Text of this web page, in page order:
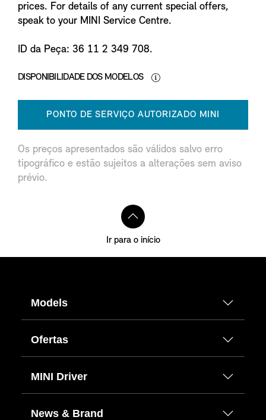
prices. For details of any current special offers,
speak to your MINI Service Centre.
ID da Peça: 36 11 2 349 708.
DISPONIBILIDADE DOS MODELOS
PONTO DE SERVIÇO AUTORIZADO MINI
Os preços apresentados são válidos salvo erro
tipográfico e estão sujeitos a alterações sem aviso
prévio.
Ir para o início
Models
Ofertas
MINI Driver
News & Brand